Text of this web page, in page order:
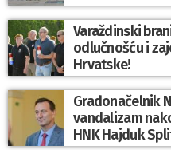
Varaždinski
odlučnošću i
Hrvatske!
Gradonačelnik
vandalizam
HNK Hajduk